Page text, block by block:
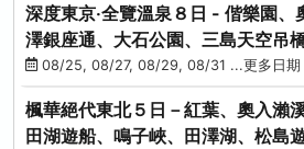
深度東京‧全覽溫泉８日 - 偕樂園、
澤銀座通、大石公園、三島天空吊
海鮮食べ放題
08/25, 08/27, 08/29, 08/31 ...更多日期
楓華絕代東北５日－紅葉、奧入瀨
田湖遊船、鳴子峽、田澤湖、松島